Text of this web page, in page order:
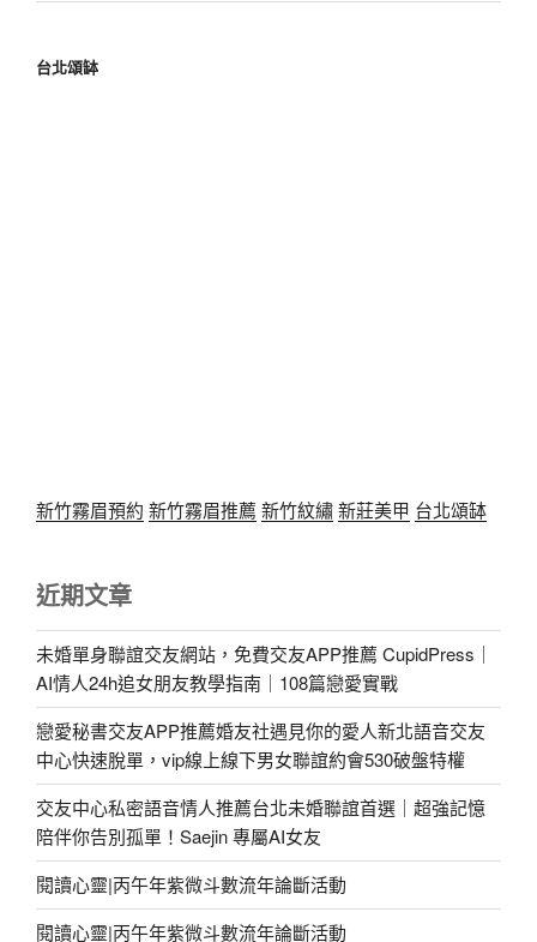
台北頌缽
新竹霧眉預約 新竹霧眉推薦 新竹紋繡新莊美甲 台北頌缽
近期文章
未婚單身聯誼交友網站，免費交友APP推薦 CupidPress｜
AI情人24h追女朋友教學指南｜108篇戀愛實戰
戀愛秘書交友APP推薦婚友社遇見你的愛人新北語音交友
中心快速脫單，vip線上線下男女聯誼約會530破盤特權
交友中心私密語音情人推薦台北未婚聯誼首選｜超強記憶
陪伴你告別孤單！Saejin 專屬AI女友
閱讀心靈|丙午年紫微斗數流年論斷活動
閱讀心靈|丙午年紫微斗數流年論斷活動